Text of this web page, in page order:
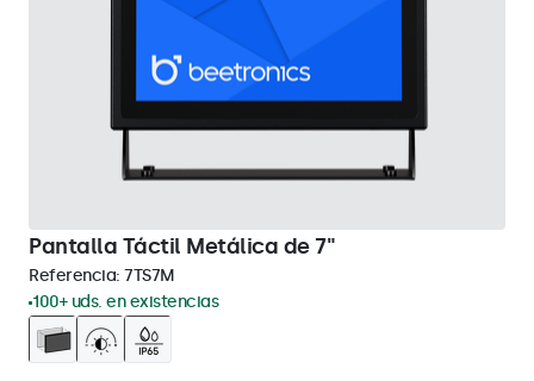
Pantalla Táctil Metálica de 7"
Referencia: 7TS7M
100+ uds. en existencias